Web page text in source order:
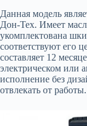
Данная модель
Дон-Тех. Имеет
укомплектована
соответствуют его
составляет 12
электрическом или
исполнение без
отвлекать от